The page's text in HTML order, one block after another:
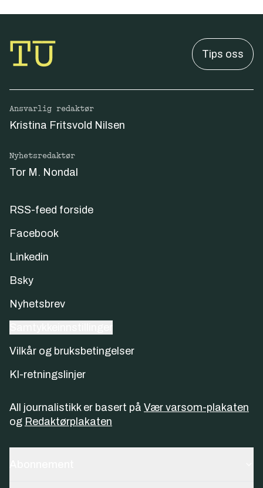
Tips oss
Ansvarlig redaktør
Kristina Fritsvold Nilsen
Nyhetsredaktør
Tor M. Nondal
RSS-feed forside
Facebook
Linkedin
Bsky
Nyhetsbrev
Vilkår og bruksbetingelser
KI-retningslinjer
All journalistikk er basert på Vær varsom-plakaten
og Redaktørplakaten